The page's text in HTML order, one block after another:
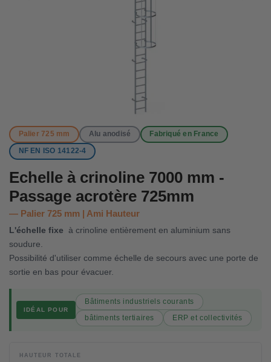
Palier 725 mm Alu anodisé
Fabriqué en France
NF EN ISO 14122-4
Echelle à crinoline 7000 mm -
Passage acrotère 725mm
Palier 725 mm | Ami Hauteur
L'échelle fixe à crinoline entièrement en aluminium sans
soudure.
Possibilité d'utiliser comme échelle de secours avec une porte de
sortie en bas pour évacuer.
IDÉAL POUR
Bâtiments industriels courants
bâtiments tertiaires
ERP et collectivités
HAUTEUR TOTALE